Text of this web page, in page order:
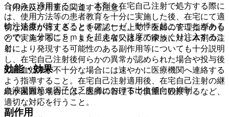
合のみに適用すること。本剤を在宅自己注射で処方する際に
は、使用方法等の患者教育を十分に実施した後、在宅にて適
切な治療が行えることを確認した上で、医師の管理指導のも
とで実施すること。また、患者又はその家族に対し本剤の注
射により発現する可能性のある副作用等についても十分説明
し、在宅自己注射後何らかの異常が認められた場合や投与後
の止血効果が不十分な場合には速やかに医療機関へ連絡する
よう指導すること。在宅自己注射適用後、在宅自己注射の継
続が困難な場合には、医師の管理下で慎重に観察するなど、
適切な対応を行うこと。
（用法及び用量に関連する注意）
輸注速度が速すぎるとチアノーゼ、動悸を起こすことがある
ので、１分間に５ｍＬを超えない速度でゆっくり注入するこ
と。
効能・効果
血液凝固第８因子欠乏患者における出血傾向の抑制。
副作用